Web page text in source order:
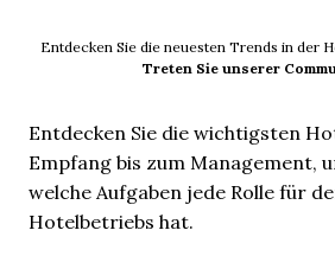
Entdecken Sie die neuesten Trends in der
Treten Sie unserer
Entdecken Sie die wichtigsten
Empfang bis zum Management,
welche Aufgaben jede Rolle für
Hotelbetriebs hat.